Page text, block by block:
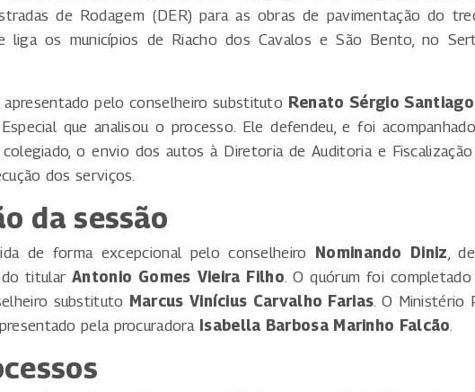
de Rodagem (DER) para as obras de pavimentação do
liga os municípios de Riacho dos Cavalos e São Bento, no
pelo conselheiro substituto Renato Sérgio
que analisou o processo. Ele defendeu, e foi
o envio dos autos à Diretoria de Auditoria e
dos serviços.
da sessão
de forma excepcional pelo conselheiro Nominando Diniz ,
do titularAntonio Gomes Vieira Filho . O quórum foi
substituto Marcus Vinícius Carvalho Farias . O Ministério
pela procuradora Isabella Barbosa Marinho Falcão